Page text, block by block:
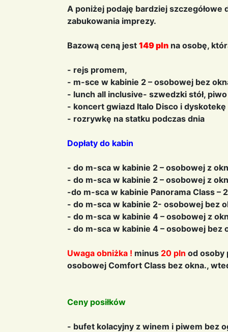
A poniżej podaję bardziej szczegółowe
zabukowania imprezy.
Bazową ceną jest 149 pln na osobę,
- rejs promem,
- m-sce w kabinie 2 – osobowej bez
- lunch all inclusive- szwedzki stół,
- koncert gwiazd Italo Disco i dyskotekę
- rozrywkę na statku podczas dnia
Dopłaty do kabin
- do m-sca w kabinie 2 – osobowej z
- do m-sca w kabinie 2 – osobowej z
-do m-sca w kabinie Panorama Class –
- do m-sca w kabinie 2- osobowej bez
- do m-sca w kabinie 4 – osobowej z
- do m-sca w kabinie 4 – osobowej bez
Uwaga obniżka ! minus 20 pln od osoby
osobowej Comfort Class bez okna.,
Ceny posiłków
- bufet kolacyjny z winem i piwem bez